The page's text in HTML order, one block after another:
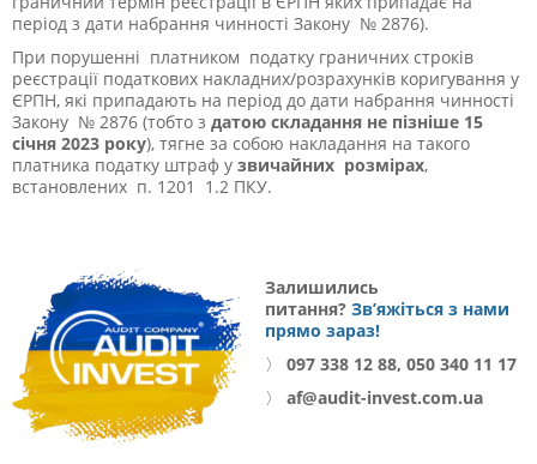
період з дати набрання чинності Закону № 2876).
При порушенні платником податку граничних строків
реєстрації податкових накладних/розрахунків коригування у
ЄРПН, які припадають на період до дати набрання чинності
Закону № 2876 (тобто з датою складання не пізніше 15
січня 2023 року), тягне за собою накладання на такого
платника податку штраф у звичайних розмірах,
встановлених п. 1201 1.2 ПКУ.
Залишились
питання? Зв’яжіться з нами
прямо зараз!
〉
097 338 12 88, 050 340 11 17
〉
af@audit-invest.com.ua